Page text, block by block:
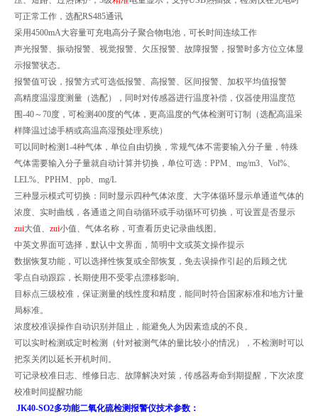
可正常工作，选配RS485通讯
采用4500mA大容量可充电高分子聚合物电池，可长时间连续工作
声光报警、振动报警、视觉报警、欠压报警、故障报警，报警时多方位立体显
示报警状态。
报警值可设，报警方式可选低报警、高报警、区间报警、加权平均值报警
高精度温湿度测量（选配），同时对传感器进行温度补偿，仪器使用温度范
围-40～70度， 可检测400度的气体，更高温度的气体检测可订制（选配高温采
样降温过滤手柄或高温高湿预处理系统）
可以同时检测1-4种气体，单位自由切换，常规气体不需要输入分子量，特殊
气体需要输入分子量就自动计算并切换，单位可选：PPM、mg/m3、Vol%、
LEL%、PPHM、ppb、mg/L
三种显示模式可切换：同时显示四种气体浓度、大字体循环显示单通道气体的
浓度、实时曲线，各通道之间自动循环或手动循环可切换，可设置是否显示
zui大值、 zui小值、气体名称，可查看历史记录曲线图。
中英文界面可选择，默认中文界面，简明中文或英文操作提示
数据恢复功能，可以选择性恢复或全部恢复，免去误操作引起的后顾之忧
零点自动跟踪，长期使用不受零点漂移影响。
目标点三级校准，保证测量的线性度和精度，能同时符合国家标准和地方计量
局标准。
浓度校准误操作自动识别并阻止，能避免人为因素造成的不良。
可以实时检测或定时检测（针对被测气体的量比较小的情况），不检测时可以
把泵关闭以延长开机时间。
可记录校准日志、维修日志、故障解决对策，传感器寿命到期提醒，下次浓度
校准时间提醒功能
JK40-SO2多功能二氧化硫检测报警仪技术参数：